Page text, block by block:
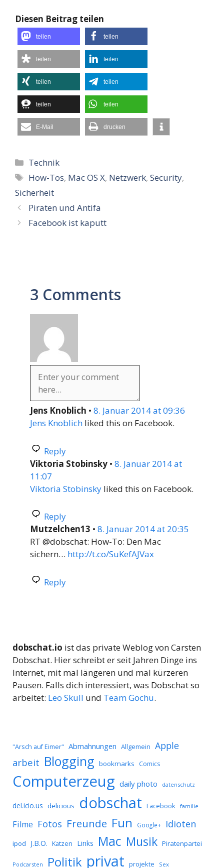
Diesen Beitrag teilen
teilen teilen
teilen teilen
teilen teilen
teilen teilen
E-Mail drucken
Kategorien
Technik
Schlagwörter
How-Tos, Mac OS X, Netzwerk,Security,
Sicherheit
Piraten und Antifa
Facebook ist kaputt
3 Comments
Jens Knoblich • 8. Januar 2014 at 09:36
Jens Knoblich liked this on Facebook.
Reply
Viktoria Stobinsky • 8. Januar 2014 at
11:07
Viktoria Stobinsky liked this on Facebook.
Reply
Mutzelchen13 • 8. Januar 2014 at 20:35
RT @dobschat: How-To: Den Mac
sichern… http://t.co/SuKefAJVax
Reply
dobschat.io ist das private Weblog von Carsten
Dobschat. Hier schreibt er seit Jahren Dinge ins
Internet, mit mal längeren und mal kürzeren
Pausen. Falls dich interessiert, was Dobschat so
arbeitet: Leo Skull und Team Gochu.
"Arsch auf Eimer" Abmahnungen Allgemein Apple
arbeit Blogging bookmarks Comics
Computerzeug daily photo datenschutz
del.icio.us delicious dobschat Facebook familie
Filme Fotos Freunde Fun Google+ Idioten
ipod J.B.O. Katzen Links Mac Musik Piratenpartei
Podcarsten Politik privat projekte Sex